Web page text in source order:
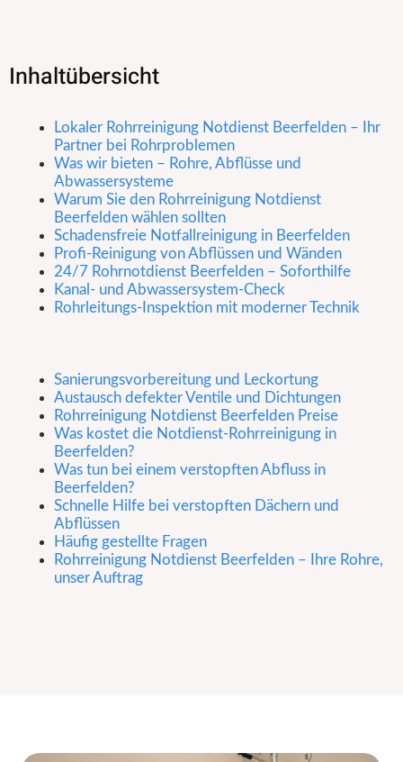
Inhaltübersicht
Lokaler Rohrreinigung Notdienst Beerfelden – Ihr
Partner bei Rohrproblemen
Was wir bieten – Rohre, Abflüsse und
Abwassersysteme
Warum Sie den Rohrreinigung Notdienst
Beerfelden wählen sollten
Schadensfreie Notfallreinigung in Beerfelden
Profi-Reinigung von Abflüssen und Wänden
24/7 Rohrnotdienst Beerfelden – Soforthilfe
Kanal- und Abwassersystem-Check
Rohrleitungs-Inspektion mit moderner Technik
Sanierungsvorbereitung und Leckortung
Austausch defekter Ventile und Dichtungen
Rohrreinigung Notdienst Beerfelden Preise
Was kostet die Notdienst-Rohrreinigung in
Beerfelden?
Was tun bei einem verstopften Abfluss in
Beerfelden?
Schnelle Hilfe bei verstopften Dächern und
Abflüssen
Häufig gestellte Fragen
Rohrreinigung Notdienst Beerfelden – Ihre Rohre,
unser Auftrag